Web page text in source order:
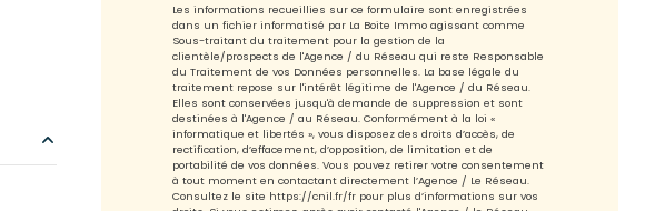
Les informations recueillies sur ce formulaire sont enregistrées
dans un fichier informatisé par La Boite Immo agissant comme
Sous-traitant du traitement pour la gestion de la
clientèle/prospects de l'Agence / du Réseau qui reste Responsable
du Traitement de vos Données personnelles. La base légale du
traitement repose sur l'intérêt légitime de l'Agence / du Réseau.
Elles sont conservées jusqu'à demande de suppression et sont
destinées à l'Agence / au Réseau. Conformément à la loi «
informatique et libertés », vous disposez des droits d’accès, de
rectification, d’effacement, d’opposition, de limitation et de
portabilité de vos données. Vous pouvez retirer votre consentement
à tout moment en contactant directement l’Agence / Le Réseau.
Consultez le site https://cnil.fr/frpour plus d’informations sur vos